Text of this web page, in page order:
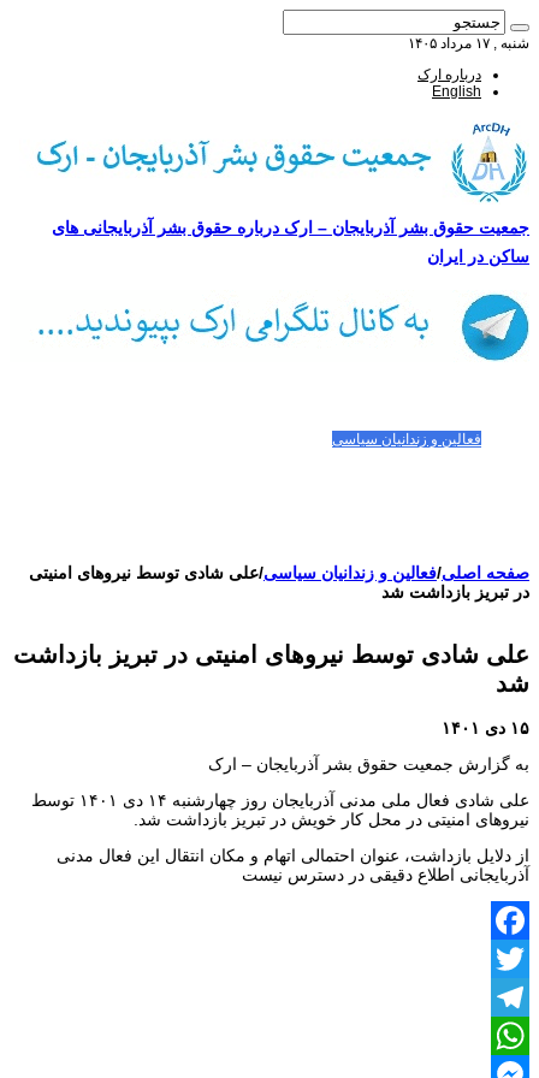
شنبه , ۱۷ مرداد ۱۴۰۵
درباره ارک
English
جمعیت حقوق بشر آذربایجان – ارک درباره حقوق بشر آذربایجانی های
ساکن در ایران
فعالین و زندانیان سیاسی
صفحه اصلی/فعالین و زندانیان سیاسی/علی شادی توسط نیروهای امنیتی
در تبریز بازداشت شد
علی شادی توسط نیروهای امنیتی در تبریز بازداشت
شد
۱۵ دی ۱۴۰۱
به گزارش جمعیت حقوق بشر آذربایجان – ارک
علی شادی فعال ملی مدنی آذربایجان روز چهارشنبه ۱۴ دی ۱۴۰۱ توسط
نیروهای امنیتی در محل کار خویش در تبریز بازداشت شد.
از دلایل بازداشت، عنوان احتمالی اتهام و مکان انتقال این فعال مدنی
آذربایجانی اطلاع دقیقی در دسترس نیست
Facebook
Twitter
Telegram